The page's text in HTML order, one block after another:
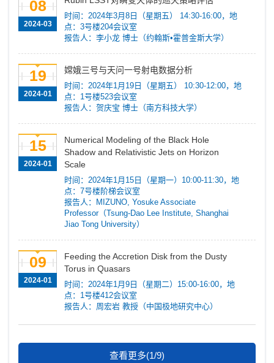
08
2024-03
时间：2024年3月8日（星期五） 14:30-16:00，地
点：3号楼204会议室
报告人：李小龙 博士（约翰斯•霍普金斯大学）
19
2024-01
嫦娥三号与天问一号射电数据分析
时间：2024年1月19日（星期五） 10:30-12:00，地
点：1号楼523会议室
报告人：贺庆宝 博士（南方科技大学）
15
2024-01
Numerical Modeling of the Black Hole
Shadow and Relativistic Jets on Horizon
Scale
时间：2024年1月15日（星期一）10:00-11:30，地
点：7号楼阶梯会议室
报告人：MIZUNO, Yosuke Associate
Professor（Tsung-Dao Lee Institute, Shanghai
Jiao Tong University）
09
2024-01
Feeding the Accretion Disk from the Dusty
Torus in Quasars
时间：2024年1月9日（星期二）15:00-16:00，地
点：1号楼412会议室
报告人：周宏岩 教授（中国极地研究中心）
查看更多(1/9)